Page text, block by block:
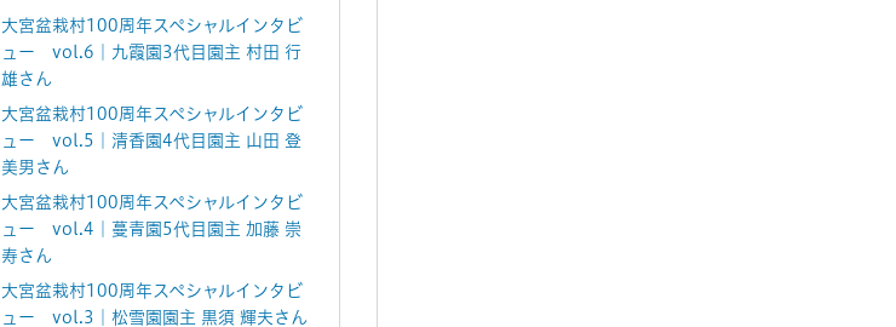
大宮盆栽村100周年スペシャルインタビ
ュー vol.6｜九霞園3代目園主 村田 行
雄さん
大宮盆栽村100周年スペシャルインタビ
ュー vol.5｜清香園4代目園主 山田 登
美男さん
大宮盆栽村100周年スペシャルインタビ
ュー vol.4｜蔓青園5代目園主 加藤 崇
寿さん
大宮盆栽村100周年スペシャルインタビ
ュー vol.3｜松雪園園主 黒須 輝夫さん